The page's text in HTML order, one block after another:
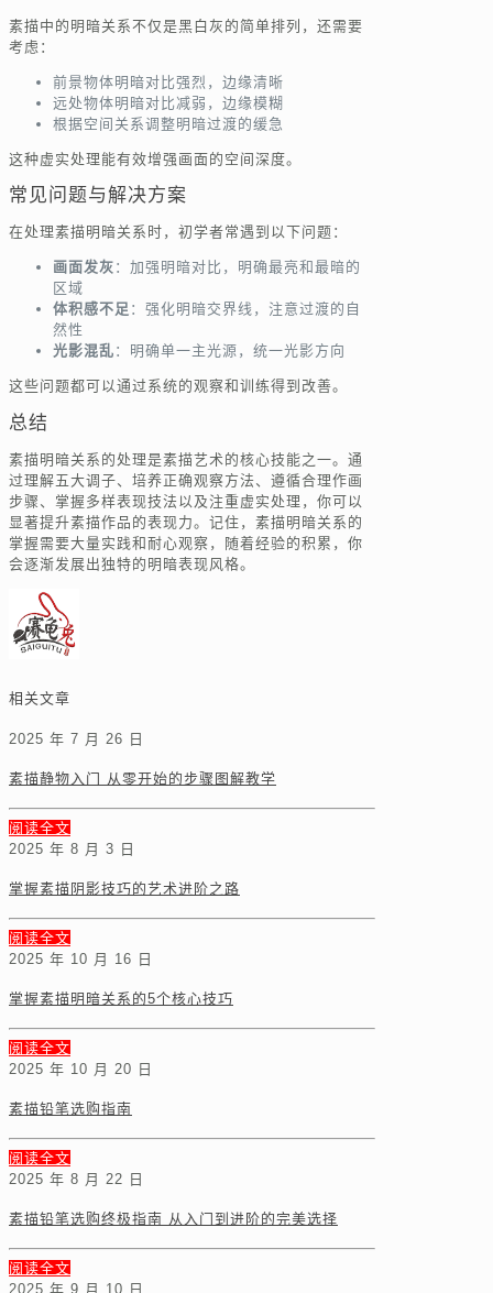
素描中的明暗关系不仅是黑白灰的简单排列，还需要
考虑：
前景物体明暗对比强烈，边缘清晰
远处物体明暗对比减弱，边缘模糊
根据空间关系调整明暗过渡的缓急
这种虚实处理能有效增强画面的空间深度。
常见问题与解决方案
在处理素描明暗关系时，初学者常遇到以下问题：
画面发灰 ：加强明暗对比，明确最亮和最暗的
区域
体积感不足 ：强化明暗交界线，注意过渡的自
然性
光影混乱 ：明确单一主光源，统一光影方向
这些问题都可以通过系统的观察和训练得到改善。
总结
素描明暗关系的处理是素描艺术的核心技能之一。通
过理解五大调子、培养正确观察方法、遵循合理作画
步骤、掌握多样表现技法以及注重虚实处理，你可以
显著提升素描作品的表现力。记住，素描明暗关系的
掌握需要大量实践和耐心观察，随着经验的积累，你
会逐渐发展出独特的明暗表现风格。
相关文章
2025 年 7 月 26 日
素描静物入门 从零开始的步骤图解教学
阅读全文
2025 年 8 月 3 日
掌握素描阴影技巧的艺术进阶之路
阅读全文
2025 年 10 月 16 日
掌握素描明暗关系的5个核心技巧
阅读全文
2025 年 10 月 20 日
素描铅笔选购指南
阅读全文
2025 年 8 月 22 日
素描铅笔选购终极指南 从入门到进阶的完美选择
阅读全文
2025 年 9 月 10 日